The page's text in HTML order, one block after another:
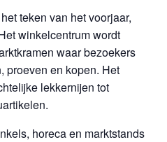
teken van het voorjaar,
winkelcentrum wordt
waar bezoekers
proeven en kopen. Het
lekkernijen tot
horeca en marktstands